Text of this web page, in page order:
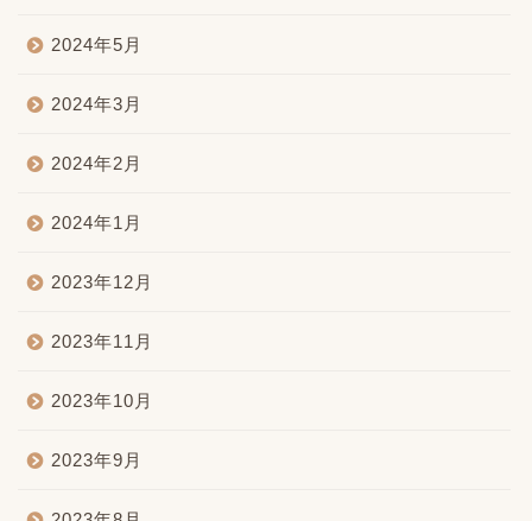
2024年5月
2024年3月
2024年2月
2024年1月
2023年12月
2023年11月
2023年10月
2023年9月